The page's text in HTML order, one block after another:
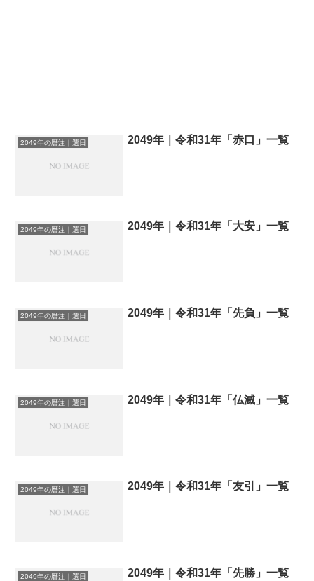
2049年の暦注｜選日 2049年｜令和31年「赤口」一覧
2049年の暦注｜選日 2049年｜令和31年「大安」一覧
2049年の暦注｜選日 2049年｜令和31年「先負」一覧
2049年の暦注｜選日 2049年｜令和31年「仏滅」一覧
2049年の暦注｜選日 2049年｜令和31年「友引」一覧
2049年の暦注｜選日 2049年｜令和31年「先勝」一覧